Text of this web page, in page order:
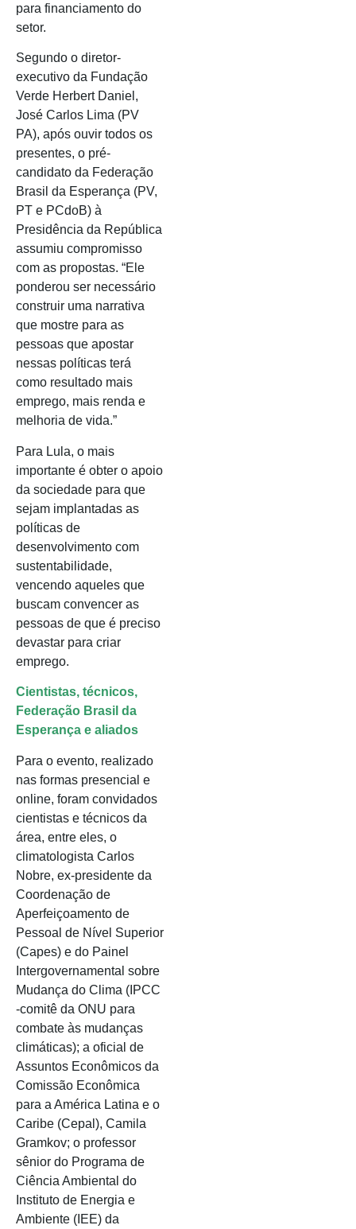
para financiamento do
setor.
Segundo o diretor-
executivo da Fundação
Verde Herbert Daniel,
José Carlos Lima (PV
PA), após ouvir todos os
presentes, o pré-
candidato da Federação
Brasil da Esperança (PV,
PT e PCdoB) à
Presidência da República
assumiu compromisso
com as propostas. “Ele
ponderou ser necessário
construir uma narrativa
que mostre para as
pessoas que apostar
nessas políticas terá
como resultado mais
emprego, mais renda e
melhoria de vida.”
Para Lula, o mais
importante é obter o apoio
da sociedade para que
sejam implantadas as
políticas de
desenvolvimento com
sustentabilidade,
vencendo aqueles que
buscam convencer as
pessoas de que é preciso
devastar para criar
emprego.
Cientistas, técnicos,
Federação Brasil da
Esperança e aliados
Para o evento, realizado
nas formas presencial e
online, foram convidados
cientistas e técnicos da
área, entre eles, o
climatologista Carlos
Nobre, ex-presidente da
Coordenação de
Aperfeiçoamento de
Pessoal de Nível Superior
(Capes) e do Painel
Intergovernamental sobre
Mudança do Clima (IPCC
-comitê da ONU para
combate às mudanças
climáticas); a oficial de
Assuntos Econômicos da
Comissão Econômica
para a América Latina e o
Caribe (Cepal), Camila
Gramkov; o professor
sênior do Programa de
Ciência Ambiental do
Instituto de Energia e
Ambiente (IEE) da